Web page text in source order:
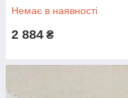
Немає в наявності
2 884 ₴